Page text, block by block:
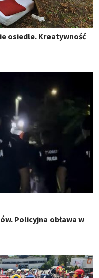
osiedle. Kreatywność
Policyjna obława w